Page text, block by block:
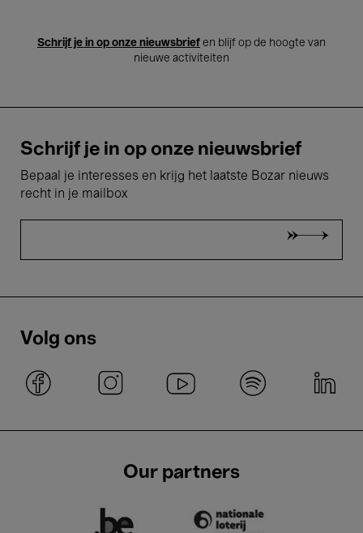
Schrijf je in op onze nieuwsbrief en blijf op de hoogte van
nieuwe activiteiten
Schrijf je in op onze nieuwsbrief
Bepaal je interesses en krijg het laatste Bozar nieuws
recht in je mailbox
Volg ons
Our partners